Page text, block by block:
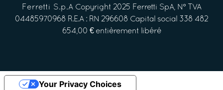
Ferretti S.p.A Copyright 2025 Ferretti SpA, N° TVA
04485970968 R.E.A : RN 296608 Capital social 338 482
654,00 € entièrement libéré
Your Privacy Choices